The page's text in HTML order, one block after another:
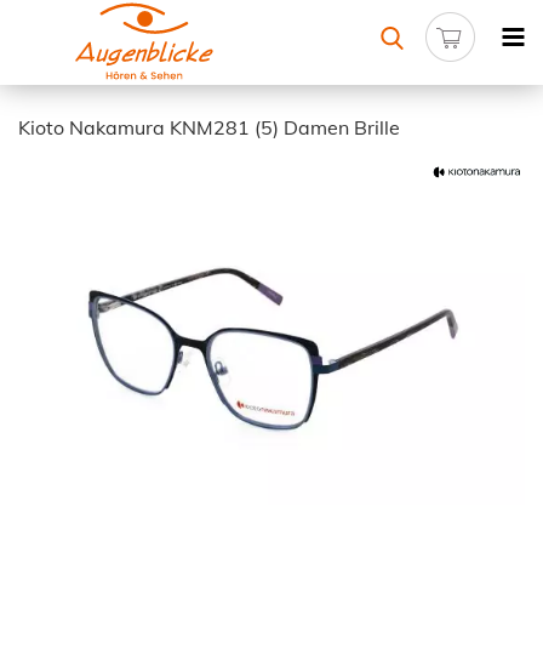
Kioto Nakamura KNM281 (5) Damen Brille